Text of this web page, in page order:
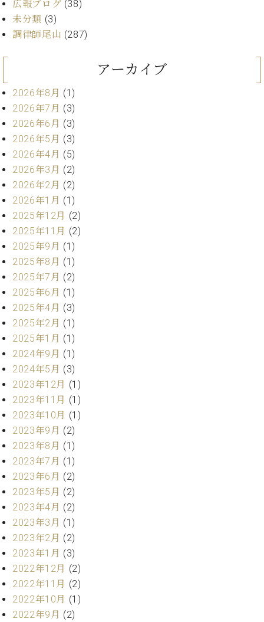
ラ
イ
ト
C.
ベ
ヒ
シ
ュ
タ
イ
ン
ア
カ
デ
ミ
ー
W.
ホ
フ
マ
ン
プ
ロ
フ
ェ
ッ
シ
ョ
ナ
ル
W.
ホ
フ
マ
ン
ト
ラ
デ
ィ
シ
室
ピ
ア
ノ
シ
ェ
ル
ア
ク
セ
ス
セン
ム東
京の
ご案
内
(PDF)
い
合
わ
せ
本
：
八
王
子
・
技
術
営
セ
ン
タ
ス
広報ブログ (38)
未分類 (3)
調律師尾山 (287)
アーカイブ
2026年8月 (1)
2026年7月 (3)
2026年6月 (3)
2026年5月 (3)
2026年4月 (5)
2026年3月 (2)
2026年2月 (2)
2026年1月 (1)
2025年12月 (2)
2025年11月 (2)
2025年9月 (1)
2025年8月 (1)
2025年7月 (2)
2025年6月 (1)
2025年4月 (3)
2025年2月 (1)
2025年1月 (1)
2024年9月 (1)
2024年5月 (3)
2023年12月 (1)
2023年11月 (1)
2023年10月 (1)
2023年9月 (2)
2023年8月 (1)
2023年7月 (1)
2023年6月 (2)
2023年5月 (2)
2023年4月 (2)
2023年3月 (1)
2023年2月 (2)
2023年1月 (3)
2022年12月 (2)
2022年11月 (2)
2022年10月 (1)
2022年9月 (2)